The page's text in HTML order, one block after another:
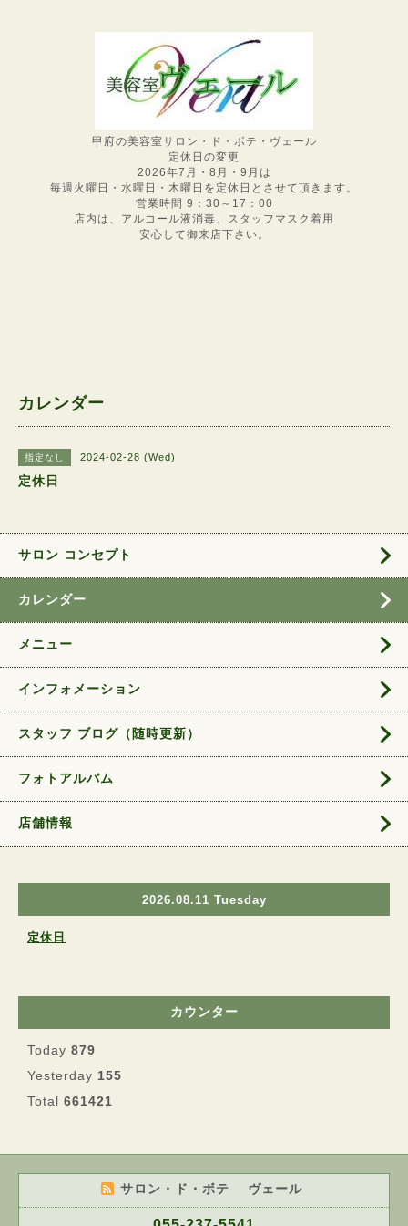
甲府の美容室サロン・ド・ボテ・ヴェール
定休日の変更
2026年7月・8月・9月は
毎週火曜日・水曜日・木曜日を定休日とさせて頂きます。
営業時間 9：30～17：00
店内は、アルコール液消毒、スタッフマスク着用
安心して御来店下さい。
カレンダー
指定なし 2024-02-28 (Wed)
定休日
サロン コンセプト
カレンダー
メニュー
インフォメーション
スタッフ ブログ（随時更新）
フォトアルバム
店舗情報
2026.08.11 Tuesday
定休日
カウンター
Today 879
Yesterday 155
Total 661421
サロン・ド・ボテ ヴェール